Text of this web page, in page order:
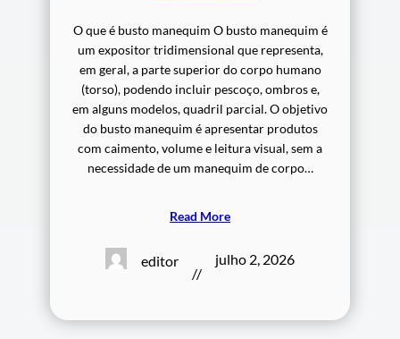
O que é busto manequim O busto manequim é
um expositor tridimensional que representa,
em geral, a parte superior do corpo humano
(torso), podendo incluir pescoço, ombros e,
em alguns modelos, quadril parcial. O objetivo
do busto manequim é apresentar produtos
com caimento, volume e leitura visual, sem a
necessidade de um manequim de corpo…
Read More
editor
//
julho 2, 2026